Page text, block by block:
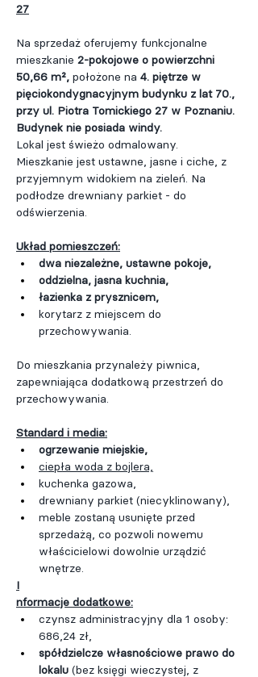
27
Na sprzedaż oferujemy funkcjonalne
mieszkanie 2-pokojowe o powierzchni
50,66 m², położone na 4. piętrze w
pięciokondygnacyjnym budynku z lat 70.,
przy ul. Piotra Tomickiego 27 w Poznaniu.
Budynek nie posiada windy.
Lokal jest świeżo odmalowany.
Mieszkanie jest ustawne, jasne i ciche, z
przyjemnym widokiem na zieleń. Na
podłodze drewniany parkiet - do
odświerzenia.
Układ pomieszczeń:
dwa niezależne, ustawne pokoje,
oddzielna, jasna kuchnia,
łazienka z prysznicem,
korytarz z miejscem do
przechowywania.
Do mieszkania przynależy piwnica,
zapewniająca dodatkową przestrzeń do
przechowywania.
Standard i media:
ogrzewanie miejskie,
ciepła woda z bojlera,
kuchenka gazowa,
drewniany parkiet (niecyklinowany),
meble zostaną usunięte przed
sprzedażą, co pozwoli nowemu
właścicielowi dowolnie urządzić
wnętrze.
I
nformacje dodatkowe:
czynsz administracyjny dla 1 osoby:
686,24 zł,
spółdzielcze własnościowe prawo do
lokalu (bez księgi wieczystej, z